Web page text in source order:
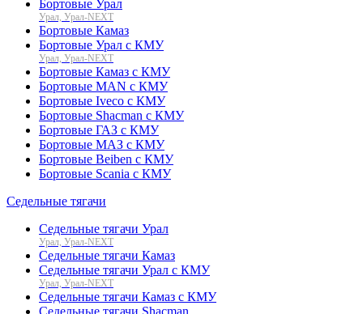
Бортовые Урал
Урал, Урал-NEXT
Бортовые Камаз
Бортовые Урал с КМУ
Урал, Урал-NEXT
Бортовые Камаз с КМУ
Бортовые MAN с КМУ
Бортовые Iveco с КМУ
Бортовые Shacman с КМУ
Бортовые ГАЗ с КМУ
Бортовые МАЗ с КМУ
Бортовые Beiben с КМУ
Бортовые Scania с КМУ
Седельные тягачи
Седельные тягачи Урал
Урал, Урал-NEXT
Седельные тягачи Камаз
Седельные тягачи Урал с КМУ
Урал, Урал-NEXT
Седельные тягачи Камаз с КМУ
Седельные тягачи Shacman